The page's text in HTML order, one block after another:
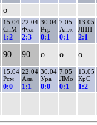
о
15.04
СпМ
1:2
22.04
Фкл
2:3
30.04
Ртр
0:1
7.05
Анж
0:1
13.05
ЛНН
2:1
90 90 о о о
15.04
Рсм
0:0
22.04
Ала
1:1
30.04
Ура
0:0
7.05
ЛМо
0:1
13.05
КрС
1:2